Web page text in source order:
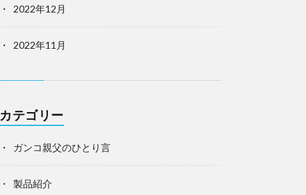
2022年12月
2022年11月
カテゴリー
ガンコ親父のひとり言
製品紹介